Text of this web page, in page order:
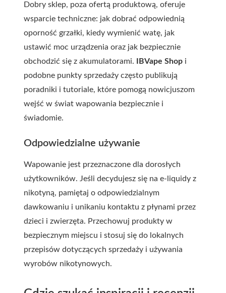
Dobry sklep, poza ofertą produktową, oferuje
wsparcie techniczne: jak dobrać odpowiednią
oporność grzałki, kiedy wymienić watę, jak
ustawić moc urządzenia oraz jak bezpiecznie
obchodzić się z akumulatorami.
IBVape Shop i
podobne punkty sprzedaży często publikują
poradniki i tutoriale, które pomogą nowicjuszom
wejść w świat wapowania bezpiecznie i
świadomie.
Odpowiedzialne używanie
Wapowanie jest przeznaczone dla dorosłych
użytkowników. Jeśli decydujesz się na e-liquidy z
nikotyną, pamiętaj o odpowiedzialnym
dawkowaniu i unikaniu kontaktu z płynami przez
dzieci i zwierzęta. Przechowuj produkty w
bezpiecznym miejscu i stosuj się do lokalnych
przepisów dotyczących sprzedaży i używania
wyrobów nikotynowych.